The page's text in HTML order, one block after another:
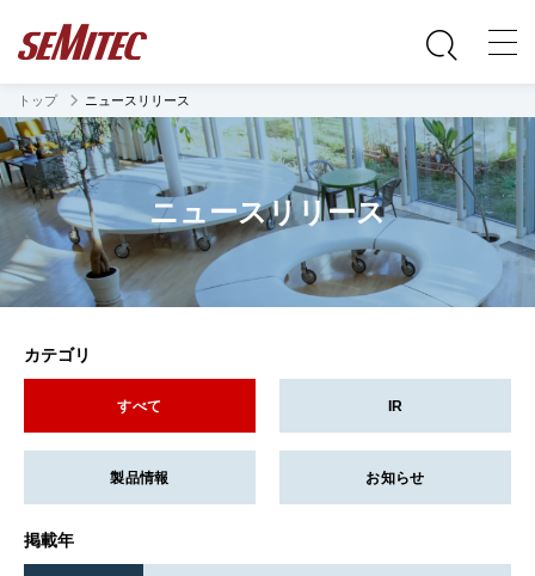
トップ ニュースリリース
ニュースリリース
カテゴリ
すべて IR
製品情報 お知らせ
掲載年